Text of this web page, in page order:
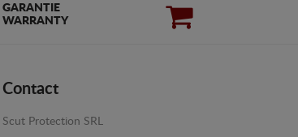
GARANTIE
WARRANTY
Contact
Scut Protection SRL